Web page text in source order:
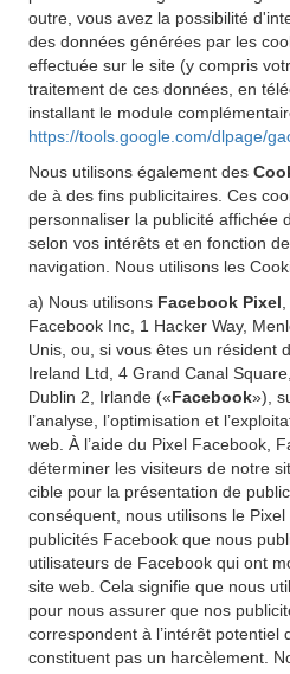
outre, vous avez la possibilité
des données générées par les
effectuée sur le site (y compris
traitement de ces données, en
installant le module
https://tools.google.com/dlpage/
Nous utilisons également des
de à des fins publicitaires. Ces
personnaliser la publicité affichée
selon vos intérêts et en fonction
navigation. Nous utilisons les
a) Nous utilisons Facebook Pixel
Facebook Inc, 1 Hacker Way,
Unis, ou, si vous êtes un résident
Ireland Ltd, 4 Grand Canal
Dublin 2, Irlande («Facebook»),
l’analyse, l’optimisation et
web. À l’aide du Pixel Facebook,
déterminer les visiteurs de notre
cible pour la présentation de
conséquent, nous utilisons le
publicités Facebook que nous
utilisateurs de Facebook qui ont
site web. Cela signifie que nous
pour nous assurer que nos
correspondent à l’intérêt potentiel
constituent pas un harcèlement.